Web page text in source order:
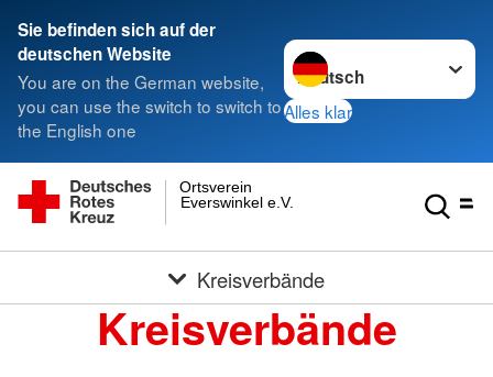
Sie befinden sich auf der
deutschen Website
You are on the German website,
you can use the switch to switch to
the English one
Sprache wechseln zu
Alles klar
Everswinkel e.V.
Ortsverein
Kreisverbände
Kreisverbände